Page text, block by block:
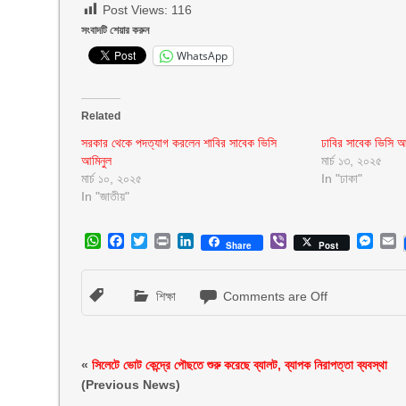
Post Views: 116
সংবাদটি শেয়ার করুন
WhatsApp
Related
সরকার থেকে পদত্যাগ করলেন শাবির সাবেক ভিসি
আমিনুল
মার্চ ১০, ২০২৫
In "জাতীয়"
ঢাবির সাবেক ভিসি
মার্চ ১৩, ২০২৫
In "ঢাকা"
WhatsApp
Facebook
Twitter
Print LinkedIn
Share ViberPost
শিক্ষা Comments are Off
«সিলেটে ভোট কেন্দ্রে পৌছতে শুরু করেছে ব্যালট, ব্যাপক নিরাপত্তা ব্যবস্থা
(Previous News)